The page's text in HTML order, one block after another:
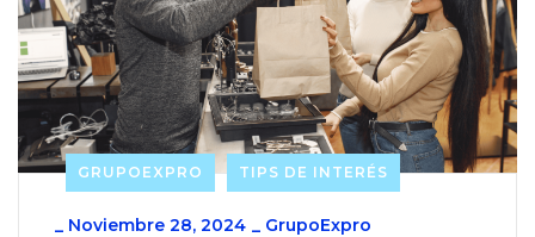
GRUPOEXPRO TIPS DE INTERÉS
_ Noviembre 28, 2024 _ GrupoExpro